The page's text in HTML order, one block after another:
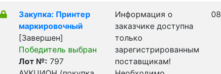
Закупка: Принтер
маркировочный
[Завершен]
Победитель выбран
Лот №: 797
Информация о
заказчике доступна
только
зарегистрированным
поставщикам!